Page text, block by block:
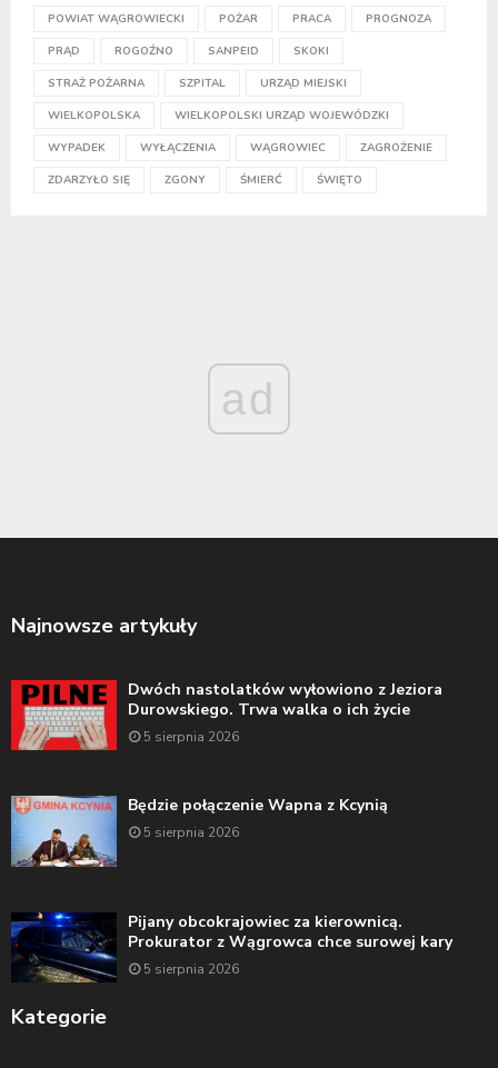
POWIAT WĄGROWIECKI POŻAR PRACA PROGNOZA
PRĄD ROGOŹNO SANPEID SKOKI
STRAŻ POŻARNA SZPITAL URZĄD MIEJSKI
WIELKOPOLSKA WIELKOPOLSKI URZĄD WOJEWÓDZKI
WYPADEK WYŁĄCZENIA WĄGROWIEC ZAGROŻENIE
ZDARZYŁO SIĘ ZGONY ŚMIERĆ ŚWIĘTO
ad
Najnowsze artykuły
Dwóch nastolatków wyłowiono z Jeziora
Durowskiego. Trwa walka o ich życie
5 sierpnia 2026
Będzie połączenie Wapna z Kcynią
5 sierpnia 2026
Pijany obcokrajowiec za kierownicą.
Prokurator z Wągrowca chce surowej kary
5 sierpnia 2026
Kategorie